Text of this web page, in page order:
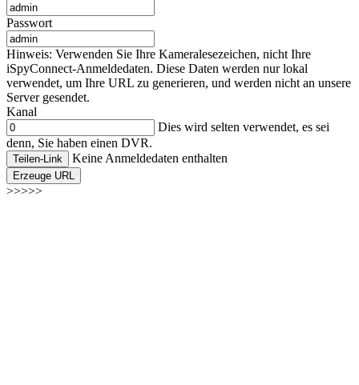
Passwort
Hinweis: Verwenden Sie Ihre Kameralesezeichen, nicht Ihre
iSpyConnect-Anmeldedaten. Diese Daten werden nur lokal
verwendet, um Ihre URL zu generieren, und werden nicht an unsere
Server gesendet.
Kanal
Dies wird selten verwendet, es sei
denn, Sie haben einen DVR.
Teilen-Link Keine Anmeldedaten enthalten
Erzeuge URL
>>>>>